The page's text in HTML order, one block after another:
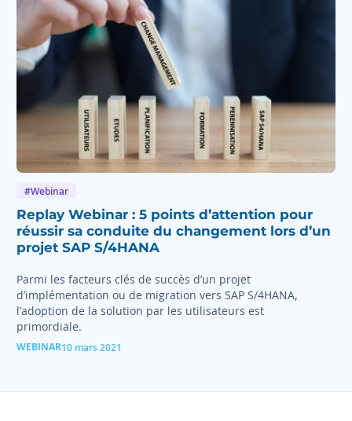
#Webinar
Replay Webinar : 5 points d’attention pour
réussir sa conduite du changement lors d’un
projet SAP S/4HANA
Parmi les facteurs clés de succès d’un projet
d’implémentation ou de migration vers SAP S/4HANA,
l’adoption de la solution par les utilisateurs est
primordiale.
WEBINAR10 mars 2021